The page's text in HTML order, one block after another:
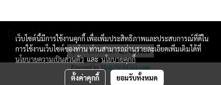
Copy right by makewebeasy.com
ผู้เข้าชมทั้งหมด 6,747,686
Powered by MakeWebEasy.com
เว็บไซต์นี้มีการใช้งานคุกกี้ เพื่อเพิ่มประสิทธิภาพและประสบการณ์ที่ดีใน
การใช้งานเว็บไซต์ของท่าน ท่านสามารถอ่านรายละเอียดเพิ่มเติมได้ที่
นโยบายความเป็นส่วนตัวและนโยบายคุกกี้
ตั้งค่าคุกกี้ ยอมรับทั้งหมด